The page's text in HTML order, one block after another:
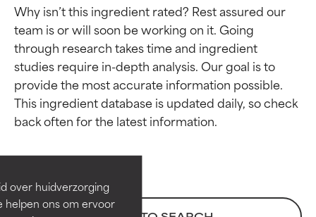
over huidverzorging
helpen ons om ervoor
Why isn’t this ingredient rated? Rest assured our
team is or will soon be working on it. Going
through research takes time and ingredient
studies require in-depth analysis. Our goal is to
provide the most accurate information possible.
This ingredient database is updated daily, so check
Beoordelingen van
ingrediënten
Bewezen en ondersteund door
onafhankelijk onderzoek.
Beoordelingen van
ingrediënten
Bewezen en ondersteund door
onafhankelijk onderzoek.